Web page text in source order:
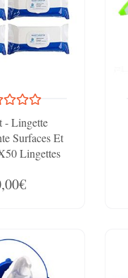
- Lingette
Surfaces Et
Lingettes